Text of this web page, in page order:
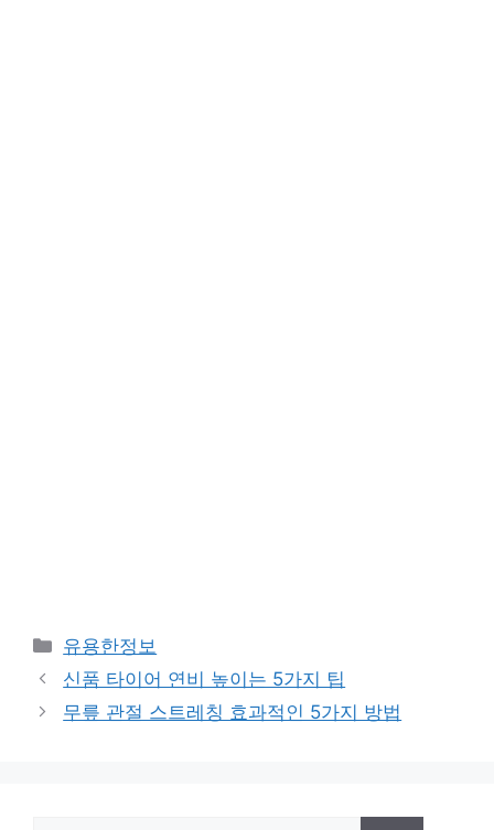
카
테
리
유용한정보
신품 타이어 연비 높이는 5가지 팁
무릎 관절 스트레칭 효과적인 5가지 방법